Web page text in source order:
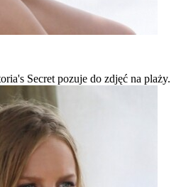
Secret pozuje do zdjęć na plaży.